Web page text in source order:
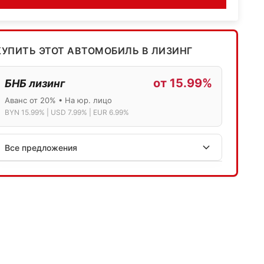
ЭТОТ АВТОМОБИЛЬ В ЛИЗИНГ
БНБ лизинг от 15.99%
Аванс от 20% • На юр. лицо
BYN 15.99% | USD 7.99% | EUR 6.99%
Все предложения
АСБ лизинг